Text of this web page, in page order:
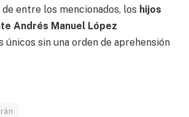
entre los mencionados, los hijos
Andrés Manuel López
únicos sin una orden de aprehensión